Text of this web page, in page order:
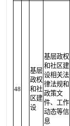
48
基层
政权
和社
区建
设
基层政权
和社区建
设相关法
律法规和
政策文
件、工作
动态等信
息